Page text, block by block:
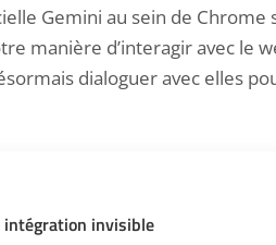
Gemini au sein de
manière d’interagir avec le
dialoguer avec elles
intégration invisible